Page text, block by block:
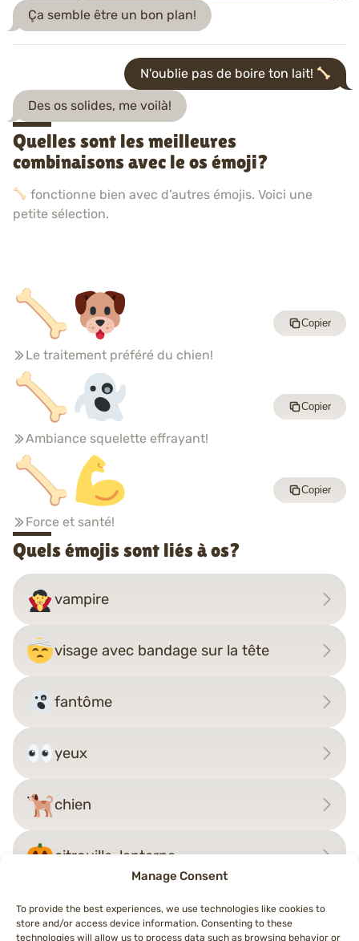
Manage Consent
To provide the best experiences, we use technologies like cookies to
store and/or access device information. Consenting to these
technologies will allow us to process data such as browsing behavior or
Ça semble être un bon plan!
N'oublie pas de boire ton lait!
Des os solides, me voilà!
Quelles sont les meilleures
combinaisons avec le os émoji?
fonctionne bien avec d’autres émojis. Voici une
petite sélection.
Le traitement préféré du chien!
Copier
Ambiance squelette effrayant!
Copier
Force et santé!
Copier
Quels émojis sont liés à os?
vampire
visage avec bandage sur la tête
fantôme
yeux
chien
citrouille-lanterne